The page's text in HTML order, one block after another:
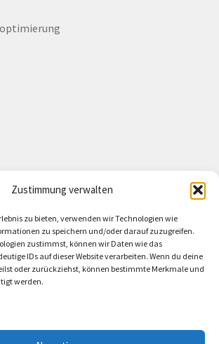
Zustimmung verwalten
zu bieten, verwenden wir Technologien wie
zu speichern und/oder darauf zuzugreifen.
zustimmst, können wir Daten wie das
IDs auf dieser Website verarbeiten. Wenn du deine
oder zurückziehst, können bestimmte Merkmale und
werden.
AGB
(EU)